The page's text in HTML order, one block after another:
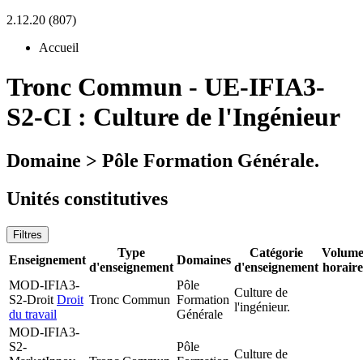
2.12.20 (807)
Accueil
Tronc Commun - UE-IFIA3-
S2-CI : Culture de l'Ingénieur
Domaine > Pôle Formation Générale.
Unités constitutives
Filtres
Enseignement
Type
d'enseignement
Domaines
Catégorie
d'enseignement
Volume
horaire
MOD-IFIA3-
S2-Droit Droit
du travail
Tronc Commun
Pôle
Formation
Générale
Culture de
l'ingénieur.
MOD-IFIA3-
S2-
Pôle
Culture de